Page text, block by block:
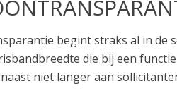
begint straks al in de
die bij een
niet langer aan